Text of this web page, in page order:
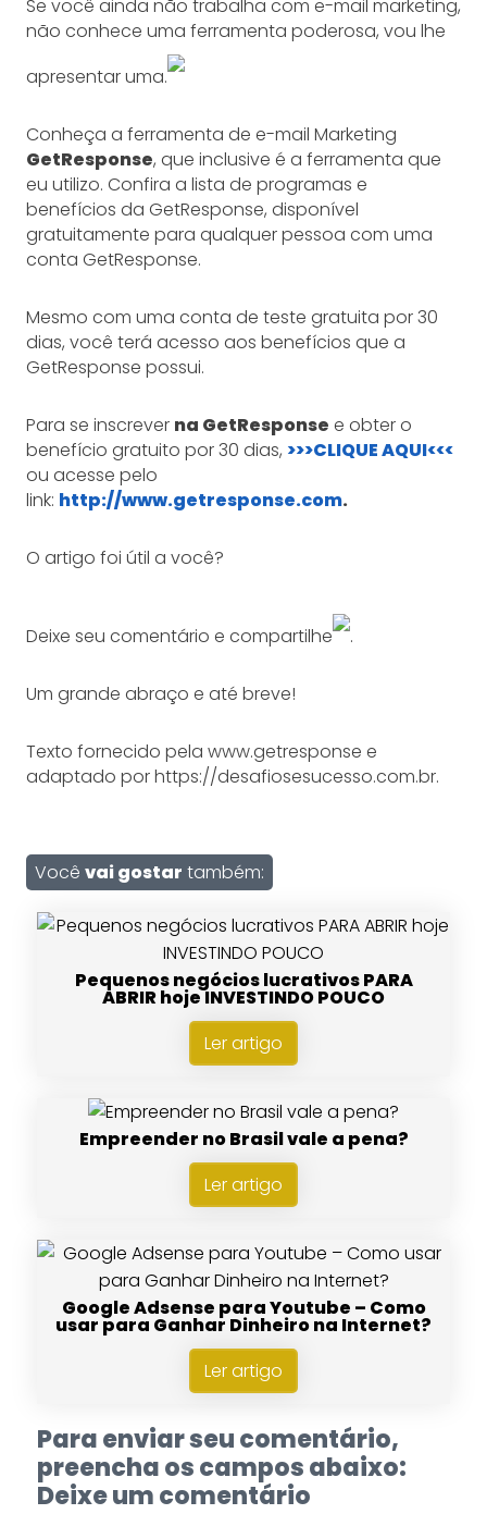
Se você ainda não trabalha com e-mail marketing,
não conhece uma ferramenta poderosa, vou lhe
apresentar uma.
Conheça a ferramenta de e-mail Marketing
GetResponse, que inclusive é a ferramenta que
eu utilizo. Confira a lista de programas e
benefícios da GetResponse, disponível
gratuitamente para qualquer pessoa com uma
conta GetResponse.
Mesmo com uma conta de teste gratuita por 30
dias, você terá acesso aos benefícios que a
GetResponse possui.
Para se inscrever na GetResponse e obter o
benefício gratuito por 30 dias, >>>CLIQUE AQUI<<<
ou acesse pelo
link: http://www.getresponse.com.
O artigo foi útil a você?
Deixe seu comentário e compartilhe .
Um grande abraço e até breve!
Texto fornecido pela www.getresponse e
adaptado por https://desafiosesucesso.com.br.
Você vai gostar também:
Pequenos negócios lucrativos PARA
ABRIR hoje INVESTINDO POUCO
Ler artigo
Empreender no Brasil vale a pena?
Ler artigo
Google Adsense para Youtube – Como
usar para Ganhar Dinheiro na Internet?
Ler artigo
Para enviar seu comentário,
preencha os campos abaixo:
Deixe um comentário